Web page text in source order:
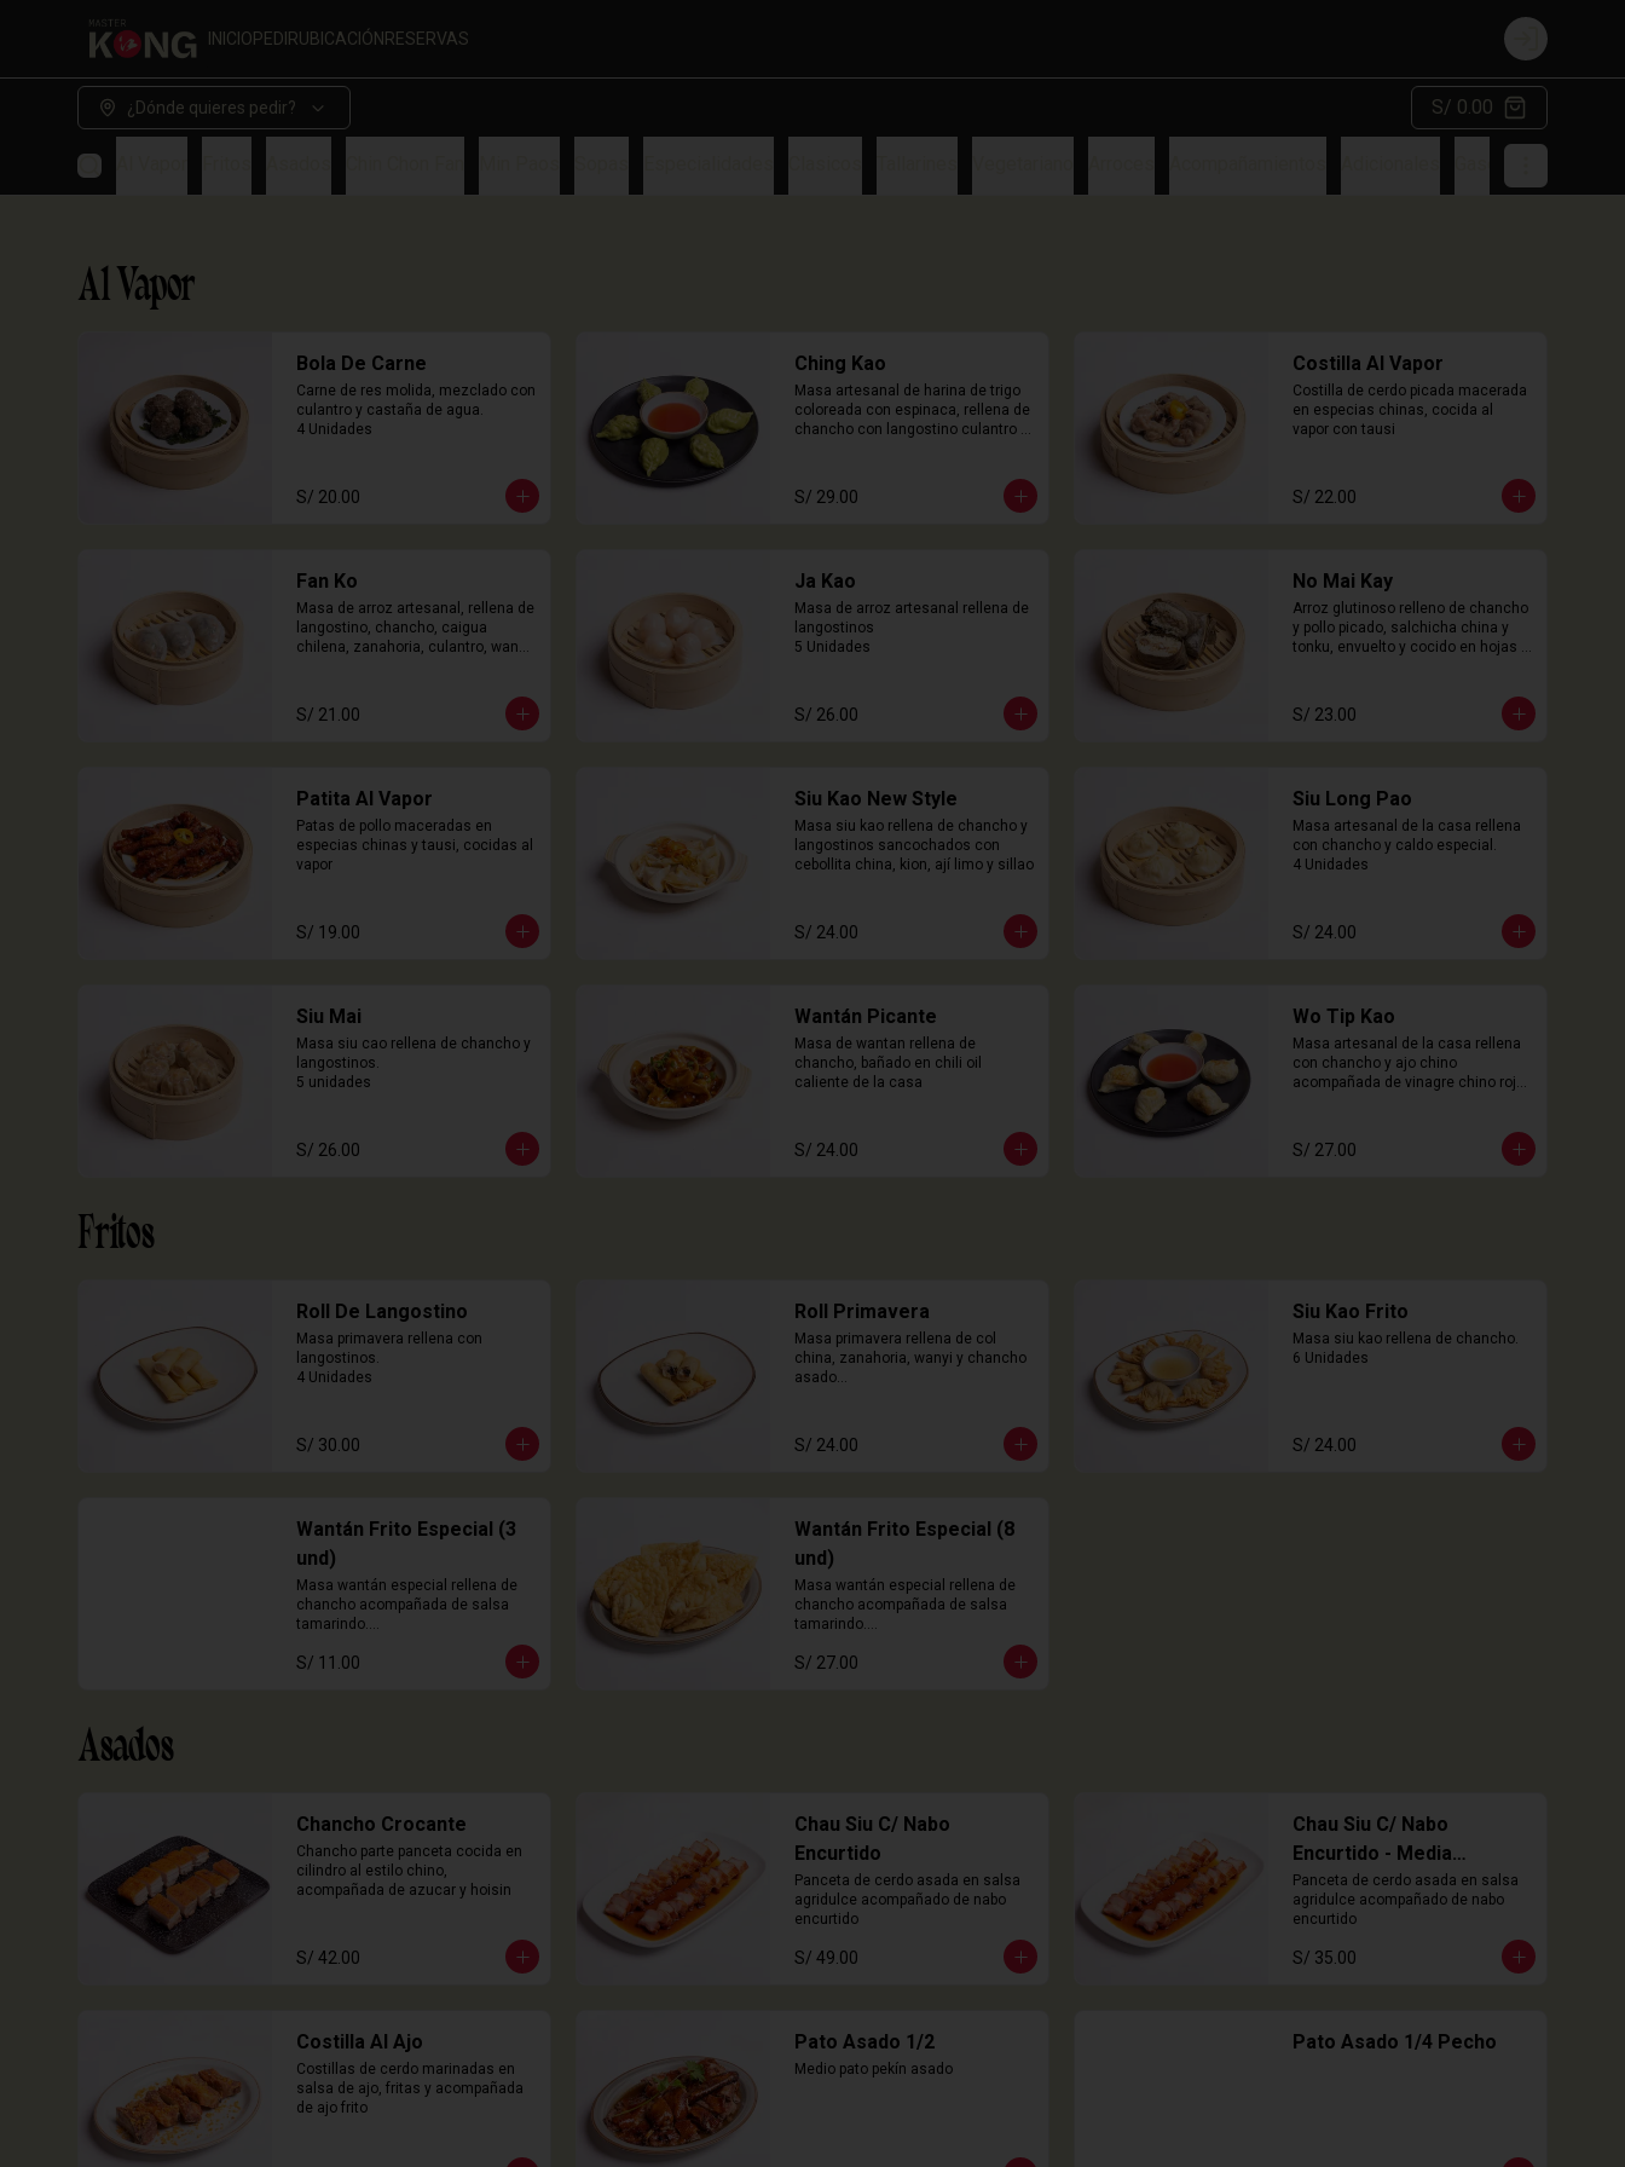
INICIOPEDIRUBICACIÓN RESERVAS
Login
¿Dónde quieres pedir? S/ 0.00
Al Vapor
Bola De Carne
Carne de res molida, mezclado con
culantro y castaña de agua.
4 Unidades
S/ 20.00
Ching Kao
Masa artesanal de harina de trigo
coloreada con espinaca, rellena de
chancho con langostino culantro y
S/ 29.00
Costilla Al Vapor
Costilla de cerdo picada macerada
en especias chinas, cocida al
vapor con tausi
S/ 22.00
Fan Ko
Masa de arroz artesanal, rellena de
langostino, chancho, caigua
chilena, zanahoria, culantro, wanyi.
S/ 21.00
Ja Kao
Masa de arroz artesanal rellena de
langostinos
5 Unidades
S/ 26.00
No Mai Kay
Arroz glutinoso relleno de chancho
y pollo picado, salchicha china y
tonku, envuelto y cocido en hojas
S/ 23.00
Patita Al Vapor
Patas de pollo maceradas en
especias chinas y tausi, cocidas al
vapor
S/ 19.00
Siu Kao New Style
Masa siu kao rellena de chancho y
langostinos sancochados con
cebollita china, kion, ají limo y sillao
S/ 24.00
Siu Long Pao
Masa artesanal de la casa rellena
con chancho y caldo especial.
4 Unidades
S/ 24.00
Siu Mai
Masa siu cao rellena de chancho y
langostinos.
5 unidades
S/ 26.00
Wantán Picante
Masa de wantan rellena de
chancho, bañado en chili oil
caliente de la casa
S/ 24.00
Wo Tip Kao
Masa artesanal de la casa rellena
con chancho y ajo chino
acompañada de vinagre chino rojo.
S/ 27.00
Fritos
Roll De Langostino
Masa primavera rellena con
langostinos.
4 Unidades
S/ 30.00
Roll Primavera
Masa primavera rellena de col
china, zanahoria, wanyi y chancho
asado
S/ 24.00
Siu Kao Frito
Masa siu kao rellena de chancho.
6 Unidades
S/ 24.00
Wantán Frito Especial (3
und)
Masa wantán especial rellena de
chancho acompañada de salsa
tamarindo.
S/ 11.00
Wantán Frito Especial (8
und)
Masa wantán especial rellena de
chancho acompañada de salsa
tamarindo.
S/ 27.00
Asados
Chancho Crocante
Chancho parte panceta cocida en
cilindro al estilo chino,
acompañada de azucar y hoisin
S/ 42.00
Chau Siu C/ Nabo
Encurtido
Panceta de cerdo asada en salsa
agridulce acompañado de nabo
encurtido
S/ 49.00
Chau Siu C/ Nabo
Encurtido - Media
Porción
Panceta de cerdo asada en salsa
agridulce acompañado de nabo
encurtido
S/ 35.00
Costilla Al Ajo
Costillas de cerdo marinadas en
salsa de ajo, fritas y acompañada
de ajo frito
Pato Asado 1/2
Medio pato pekín asado
Pato Asado 1/4 Pecho